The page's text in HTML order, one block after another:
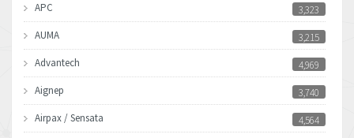
APC
3,323
AUMA
3,215
Advantech
4,969
Aignep
3,740
Airpax / Sensata
4,564